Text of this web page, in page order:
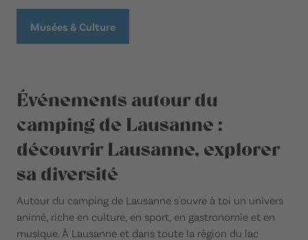
Musées & Culture
Événements autour du
camping de Lausanne :
découvrir Lausanne, explorer
sa diversité
Autour du camping de Lausanne s'ouvre à toi un univers
animé, riche en culture, en sport, en gastronomie et en
musique. À Lausanne et dans toute la région du lac